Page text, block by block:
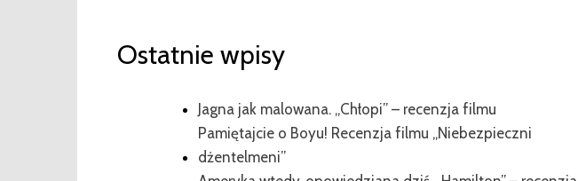
Ostatnie wpisy
Jagna jak malowana. „Chłopi” – recenzja filmu
Pamiętajcie o Boyu! Recenzja filmu „Niebezpieczni
dżentelmeni”